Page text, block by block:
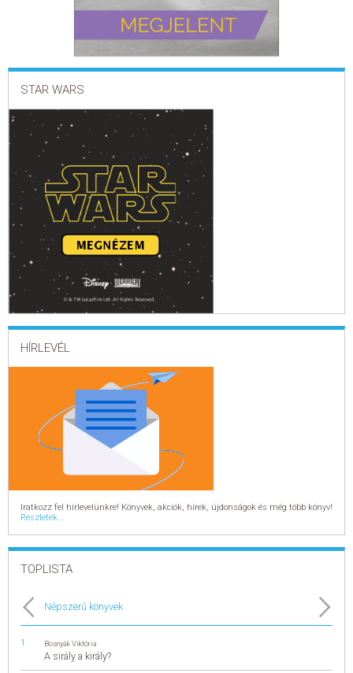
STAR WARS
HÍRLEVÉL
Iratkozz fel hírlevelünkre! Könyvek, akciók, hírek, újdonságok és még több könyv!
Részletek...
TOPLISTA
Népszerű könyvek
Bosnyák Viktória
A sirály a király?